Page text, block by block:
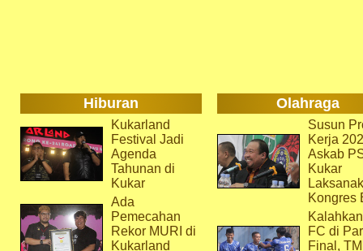
Hiburan Olahraga
Kukarland
Festival Jadi
Agenda
Tahunan di
Kukar
Ada
Pemecahan
Rekor MURI di
Kukarland
Susun
Kerja
Askab
Kukar
Kongres
FC di
Final,